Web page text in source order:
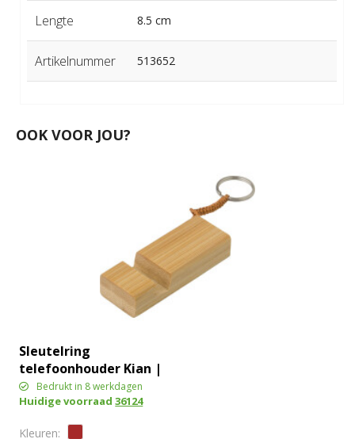
Lengte 8.5 cm
Artikelnummer 513652
OOK VOOR JOU?
Sleutelring
telefoonhouder Kian |
Bamboe
Bedrukt in 8 werkdagen
Huidige voorraad36124